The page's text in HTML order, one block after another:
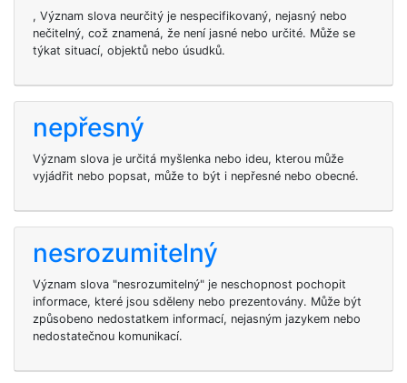
, Význam slova neurčitý je nespecifikovaný, nejasný nebo
nečitelný, což znamená, že není jasné nebo určité. Může se
týkat situací, objektů nebo úsudků.
nepřesný
Význam slova je určitá myšlenka nebo ideu, kterou může
vyjádřit nebo popsat, může to být i nepřesné nebo obecné.
nesrozumitelný
Význam slova "nesrozumitelný" je neschopnost pochopit
informace, které jsou sděleny nebo prezentovány. Může být
způsobeno nedostatkem informací, nejasným jazykem nebo
nedostatečnou komunikací.